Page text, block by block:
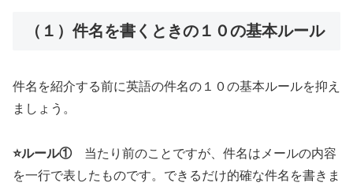
（１）件名を書くときの１０の基本ルール
件名を紹介する前に英語の件名の１０の基本ルールを抑え
ましょう。
⭐️ルール① 当たり前のことですが、件名はメールの内容
を一行で表したものです。できるだけ的確な件名を書きま